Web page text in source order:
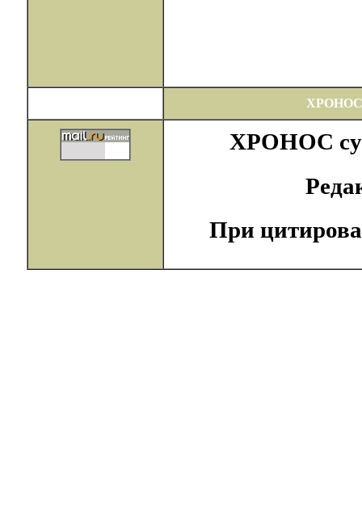
ХРОНОС
При